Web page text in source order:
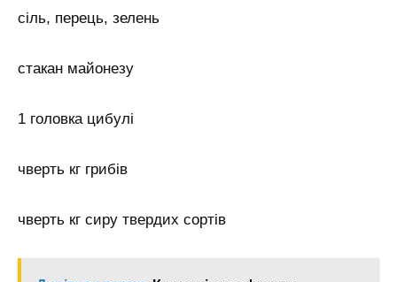
сіль, перець, зелень
стакан майонезу
1 головка цибулі
чверть кг грибів
чверть кг сиру твердих сортів